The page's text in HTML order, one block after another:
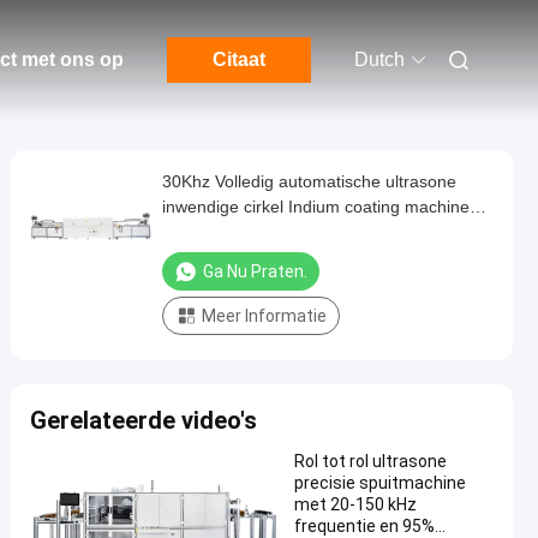
met ons op Citaat Dutch
30Khz Volledig automatische ultrasone
inwendige cirkel Indium coating machine
Ga Nu Praten.
Meer Informatie
Gerelateerde video's
Rol tot rol ultrasone
precisie spuitmachine
met 20-150 kHz
frequentie en 95%